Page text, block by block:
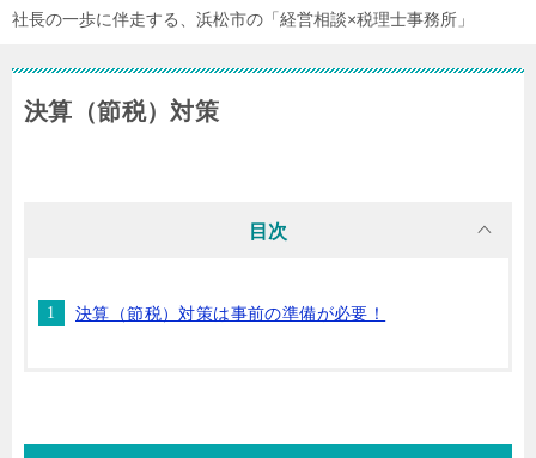
社長の一歩に伴走する、浜松市の「経営相談×税理士事務所」
決算（節税）対策
目次
決算（節税）対策は事前の準備が必要！